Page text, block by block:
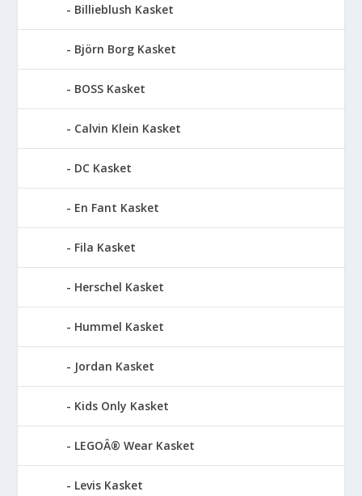
Billieblush Kasket
Björn Borg Kasket
BOSS Kasket
Calvin Klein Kasket
DC Kasket
En Fant Kasket
Fila Kasket
Herschel Kasket
Hummel Kasket
Jordan Kasket
Kids Only Kasket
LEGOÂ® Wear Kasket
Levis Kasket